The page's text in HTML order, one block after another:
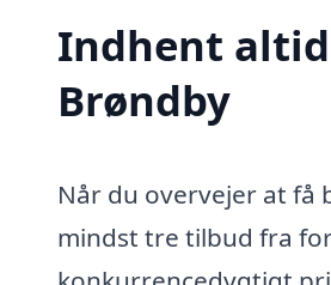
Indhent
Brøndby
Når du overvejer at få
mindst tre tilbud fra